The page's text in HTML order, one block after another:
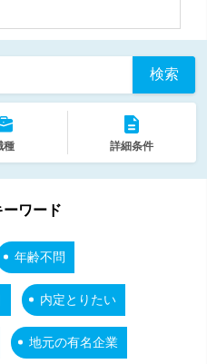
検索
種 詳細条件
ワード
年齢不問
内定とりたい
地元の有名企業